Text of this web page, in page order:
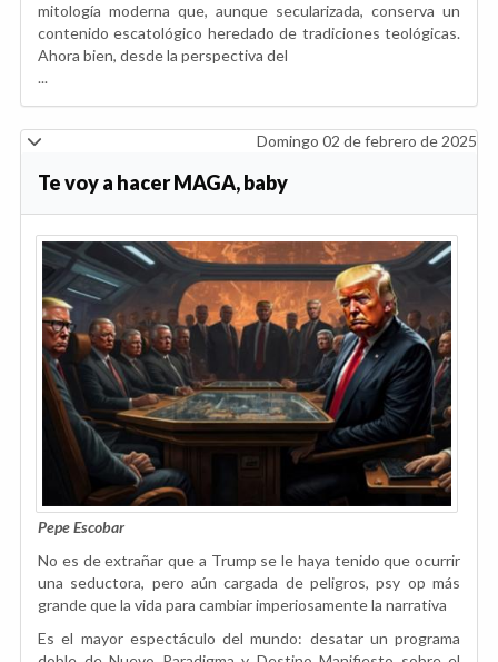
mitología moderna que, aunque secularizada, conserva un
contenido escatológico heredado de tradiciones teológicas.
Ahora bien, desde la perspectiva del
...
Domingo 02 de febrero de 2025
Te voy a hacer MAGA, baby
Pepe Escobar
No es de extrañar que a Trump se le haya tenido que ocurrir
una seductora, pero aún cargada de peligros, psy op más
grande que la vida para cambiar imperiosamente la narrativa
Es el mayor espectáculo del mundo: desatar un programa